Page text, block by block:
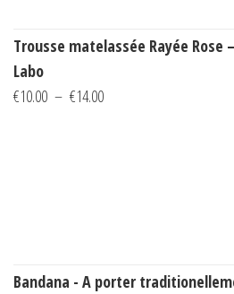
Trousse matelassée Rayée Rose
Labo
€10.00 – €14.00Plage
Bandana - A porter